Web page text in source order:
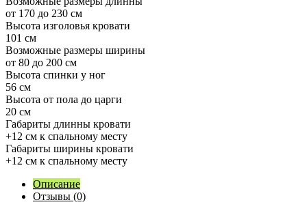
от 170 до 230 см
Высота изголовья кровати
101 см
Возможные размеры ширины
от 80 до 200 см
Высота спинки у ног
56 см
Высота от пола до царги
20 см
Габариты длинны кровати
+12 см к спальному месту
Габариты ширины кровати
+12 см к спальному месту
Описание
Отзывы (0)